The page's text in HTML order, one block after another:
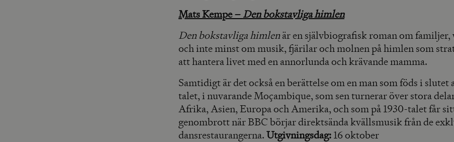
Mats Kempe –Den bokstavliga himlen
Den bokstavliga himlenär en självbiografisk roman om familjer,
och inte minst om musik, fjärilar och molnen på himlen som
att hantera livet med en annorlunda och krävande mamma.
Samtidigt är det också en berättelse om en man som föds i slutet
talet, i nuvarande Moçambique, som sen turnerar över stora
Afrika, Asien, Europa och Amerika, och som på 1930-talet får
genombrott när BBC börjar direktsända kvällsmusik från de
dansrestaurangerna. Utgivningsdag:16 oktober